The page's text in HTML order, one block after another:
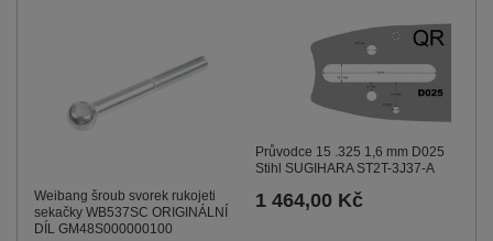
Weibang šroub svorek rukojeti
sekačky WB537SC ORIGINÁLNÍ
DÍL GM48S000000100
Průvodce 15 .325 1,6 mm D025
Stihl SUGIHARA ST2T-3J37-A
1 464,00 Kč